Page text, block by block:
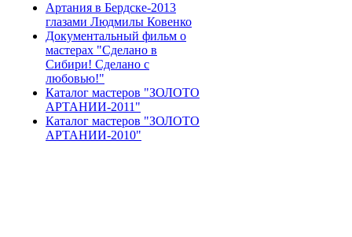
Артания в Бердске-2013
глазами Людмилы Ковенко
Документальный фильм о
мастерах "Сделано в
Сибири! Сделано с
любовью!"
Каталог мастеров "ЗОЛОТО
АРТАНИИ-2011"
Каталог мастеров "ЗОЛОТО
АРТАНИИ-2010"